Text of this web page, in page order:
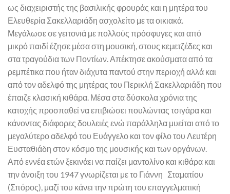
ως διαχειριστής της βασιλικής φρουράς και η μητέρα του
Ελευθερία Σακελλαριάδη ασχολείτο με τα οικιακά.
Μεγάλωσε σε γειτονιά με πολλούς πρόσφυγες και από
μικρό παιδί έζησε μέσα στη μουσική, στους κεμετζέδες και
στα τραγούδια των Ποντίων. Απέκτησε ακούσματα από τα
ρεμπέτικα που ήταν διάχυτα παντού στην περιοχή αλλά και
από τον αδελφό της μητέρας του Περικλή Σακελλαριάδη που
έπαιζε κλασική κιθάρα. Μέσα στα δύσκολα χρόνια της
κατοχής προσπαθεί να επιβιώσει πουλώντας τσιγάρα και
κάνοντας διάφορες δουλειές ενώ παράλληλα μυείται από το
μεγαλύτερο αδελφό του Ευάγγελο και τον φίλο του Λευτέρη
Ευσταθιάδη στον κόσμο της μουσικής και των οργάνων.
Από εννέα ετών ξεκινάει να παίζει μαντολίνο και κιθάρα και
την άνοιξη του 1947 γνωρίζεται με το Γιάννη Σταματίου
(Σπόρος), μαζί του κάνει την πρώτη του επαγγελματική